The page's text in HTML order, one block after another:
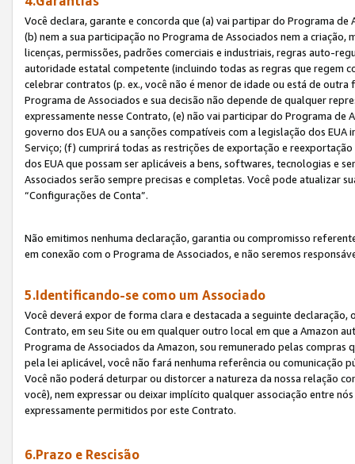
Você declara, garante e concorda que (a) vai partipar do Programa
(b) nem a sua participação no Programa de Associados nem a
licenças, permissões, padrões comerciais e industriais, regras auto-
autoridade estatal competente (incluindo todas as regras que regem
celebrar contratos (p. ex., você não é menor de idade ou está de
Programa de Associados e sua decisão não depende de qualquer
expressamente nesse Contrato, (e) não vai participar do Programa
governo dos EUA ou a sanções compatíveis com a legislação dos
Serviço; (f) cumprirá todas as restrições de exportação e
dos EUA que possam ser aplicáveis a bens, softwares, tecnologias e
Associados serão sempre precisas e completas. Você pode atualizar
“Configurações de Conta”.
Não emitimos nenhuma declaração, garantia ou compromisso
em conexão com o Programa de Associados, e não seremos
5.Identificando-se como um Associado
Você deverá expor de forma clara e destacada a seguinte
Contrato, em seu Site ou em qualquer outro local em que a Amazon
Programa de Associados da Amazon, sou remunerado pelas
pela lei aplicável, você não fará nenhuma referência ou comunicação
Você não poderá deturpar ou distorcer a natureza da nossa relação
você), nem expressar ou deixar implícito qualquer associação entre
expressamente permitidos por este Contrato.
6.Prazo e Rescisão